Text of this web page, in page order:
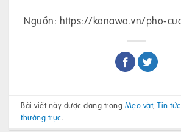
Nguồn: https://kanawa.vn/pho-
Bài viết này được đăng trong Mẹo vặt,Tin tức
thường trực.